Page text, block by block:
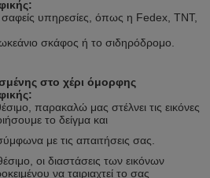
υπηρεσίες, όπως η Fedex, TNT,
σκάφος ή το σιδηρόδρομο.
στο χέρι όμορφης
παρακαλώ μας στέλνει τις εικόνες
το δείγμα και
με τις απαιτήσεις σας.
οι διαστάσεις των εικόνων
να ταιριαχτεί το σας